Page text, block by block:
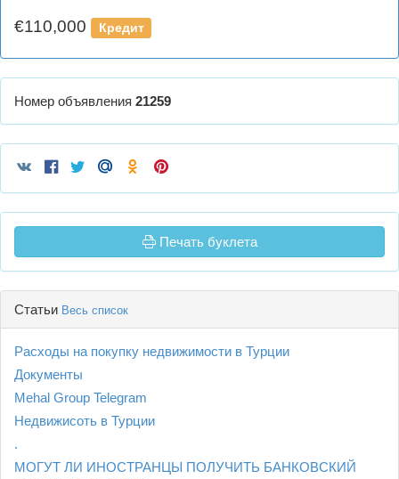
€110,000 Кредит
Номер объявления 21259
Печать буклета
Статьи Весь список
Расходы на покупку недвижимости в Турции
Документы
Mehal Group Telegram
Недвижисоть в Турции
.
МОГУТ ЛИ ИНОСТРАНЦЫ ПОЛУЧИТЬ БАНКОВСКИЙ